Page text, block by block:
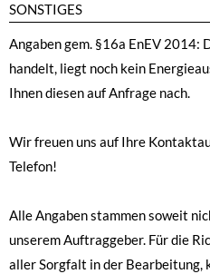
SONSTIGES
Angaben gem. §16a EnEV 2014:
handelt, liegt noch kein
Ihnen diesen auf Anfrage nach.
Wir freuen uns auf Ihre
Telefon!
Alle Angaben stammen soweit
unserem Auftraggeber. Für die
aller Sorgfalt in der Bearbeitung,